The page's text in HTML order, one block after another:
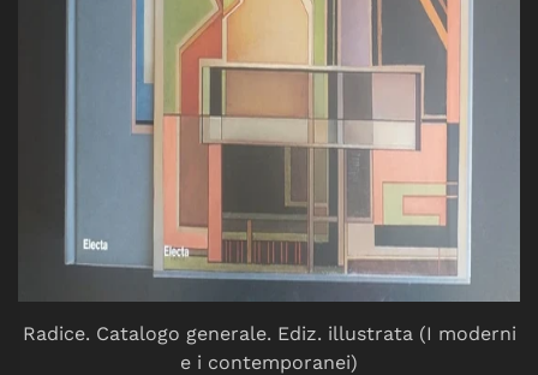
Radice. Catalogo generale. Ediz. illustrata (I moderni
e i contemporanei)